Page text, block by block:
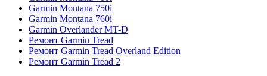
Garmin Montana 750i
Garmin Montana 760i
Garmin Overlander MT-D
Ремонт Garmin Tread
Ремонт Garmin Tread Overland Edition
Ремонт Garmin Tread 2